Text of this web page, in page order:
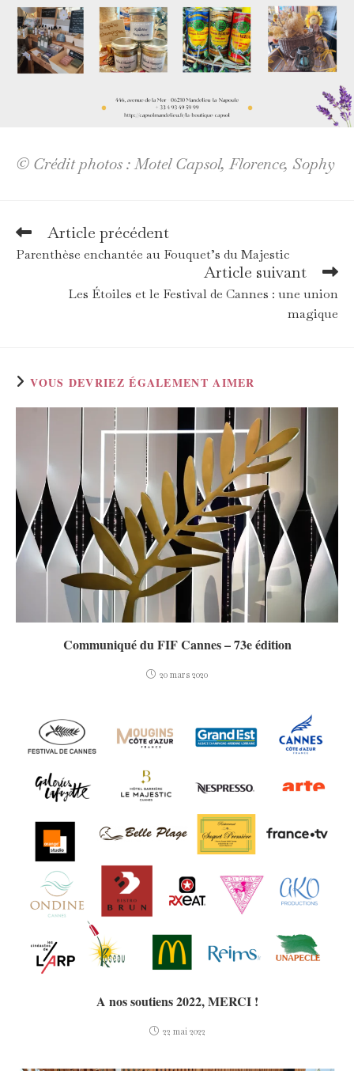
© Crédit photos : Motel Capsol, Florence, Sophy
Read
more
articles
Article précédent
Parenthèse enchantée au Fouquet’s du Majestic
Article suivant
Les Étoiles et le Festival de Cannes : une union
magique
VOUS DEVRIEZ ÉGALEMENT AIMER
Communiqué du FIF Cannes – 73e édition
20 mars 2020
A nos soutiens 2022, MERCI !
22 mai 2022